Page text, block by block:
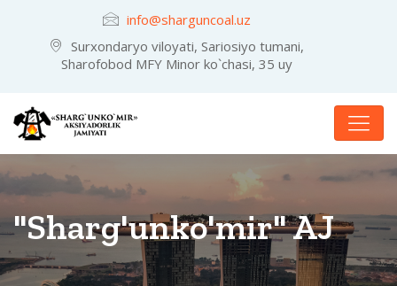
info@sharguncoal.uz
Surxondaryo viloyati, Sariosiyo tumani,
Sharofobod MFY Minor ko`chasi, 35 uy
"Sharg'unko'mir" AJ